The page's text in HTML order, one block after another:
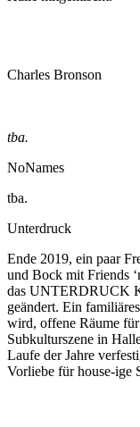
Charles Bronson
tba.
NoNames
tba.
Unterdruck
Ende 2019, ein paar
und Bock mit Friends
das UNTERDRUCK
geändert. Ein
wird, offene Räume
Subkulturszene in
Laufe der Jahre
Vorliebe für house-ige